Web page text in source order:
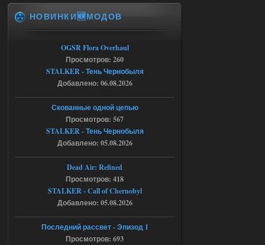
Доступно только для пользователей
Ответить ➤
Спавнер + Правки + Античит - Dead
City Final
Что то не работает спавнер,
все устанавливал по
мануалу......
Ответить ➤
06.08.2026
Игра для сталкера 21-очко
ruslanpyrusov
как изменить макс сумму
ставки в файлах чтобы
ставить больше 1 к
НОВИНКИ🆕МОДОВ
OGSR Flora Overhaul
Просмотров: 260
STALKER - Тень Чернобыля
Добавлено: 06.08.2026
Скованные одной цепью
Просмотров: 567
STALKER - Тень Чернобыля
Добавлено: 05.08.2026
Dead Air: Refined
Просмотров: 418
STALKER - Call of Chernobyl
Добавлено: 05.08.2026
Последний рассвет - Эпизод 1
Просмотров: 693